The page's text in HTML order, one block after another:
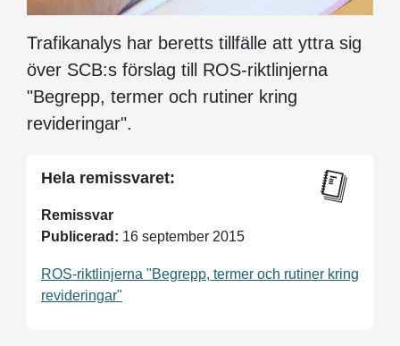
Trafikanalys har beretts tillfälle att yttra sig
över SCB:s förslag till ROS-riktlinjerna
"Begrepp, termer och rutiner kring
revideringar".
Hela remissvaret:
Remissvar
Publicerad: 16 september 2015
ROS-riktlinjerna "Begrepp, termer och rutiner kring
revideringar"